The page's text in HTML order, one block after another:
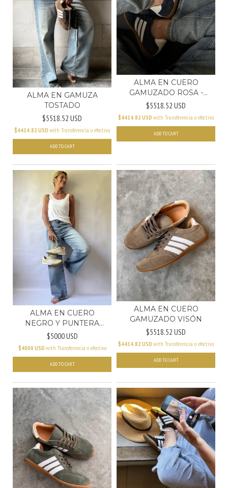
ALMA EN GAMUZA
TOSTADO
$5518.52 USD
$4414.82 USD with Transferencia o efectivo
ADD TO CART
ALMA EN CUERO
GAMUZADO ROSA -
(COPIA)
$5518.52 USD
$4414.82 USD with Transferencia o efectivo
ADD TO CART
ALMA EN CUERO
NEGRO Y PUNTERA
NEGRA - (C...
$5000 USD
$4000 USD with Transferencia o efectivo
ADD TO CART
ALMA EN CUERO
GAMUZADO VISÓN
$5518.52 USD
$4414.82 USD with Transferencia o efectivo
ADD TO CART